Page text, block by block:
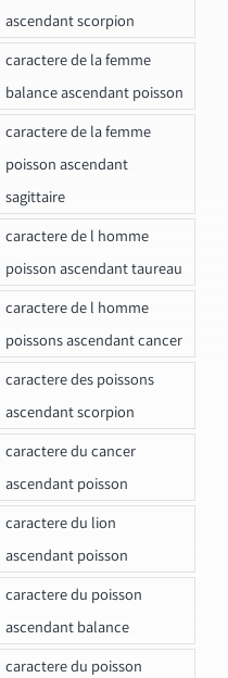
ascendant scorpion
caractere de la femme
balance ascendant poisson
caractere de la femme
poisson ascendant
sagittaire
caractere de l homme
poisson ascendant taureau
caractere de l homme
poissons ascendant cancer
caractere des poissons
ascendant scorpion
caractere du cancer
ascendant poisson
caractere du lion
ascendant poisson
caractere du poisson
ascendant balance
caractere du poisson